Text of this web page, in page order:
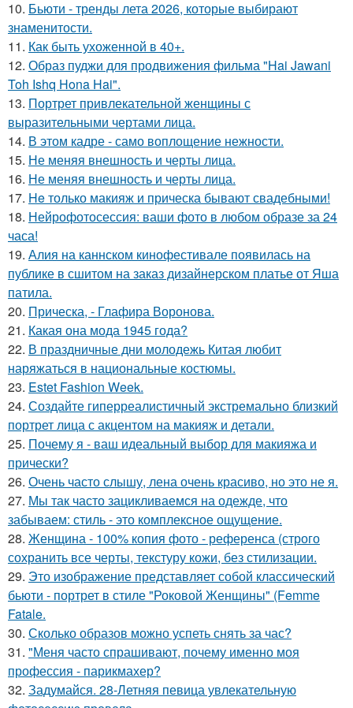
10. Бьюти - тренды лета 2026, которые выбирают
знаменитости.
11. Как быть ухоженной в 40+.
12. Образ пуджи для продвижения фильма "Hai Jawani
Toh Ishq Hona Hai".
13. Портрет привлекательной женщины с
выразительными чертами лица.
14. В этом кадре - само воплощение нежности.
15. Не меняя внешность и черты лица.
16. Не меняя внешность и черты лица.
17. He только макияж и прическа бывают свадебными!
18. Нейрофотосессия: ваши фото в любом образе за 24
часа!
19. Алия на каннском кинофестивале появилась на
публике в сшитом на заказ дизайнерском платье от Яша
патила.
20. Прическа, - Глафира Воронова.
21. Какая она мода 1945 года?
22. В праздничные дни молодежь Китая любит
наряжаться в национальные костюмы.
23. Estet Fashion Week.
24. Создайте гиперреалистичный экстремально близкий
портрет лица с акцентом на макияж и детали.
25. Почему я - ваш идеальный выбор для макияжа и
прически?
26. Очень часто слышу, лена очень красиво, но это не я.
27. Мы так часто зацикливаемся на одежде, что
забываем: стиль - это комплексное ощущение.
28. Женщина - 100% копия фото - референса (строго
сохранить все черты, текстуру кожи, без стилизации.
29. Это изображение представляет собой классический
бьюти - портрет в стиле "Роковой Женщины" (Femme
Fatale.
30. Сколько образов можно успеть снять за час?
31. "Меня часто спрашивают, почему именно моя
профессия - парикмахер?
32. Задумайся. 28-Летняя певица увлекательную